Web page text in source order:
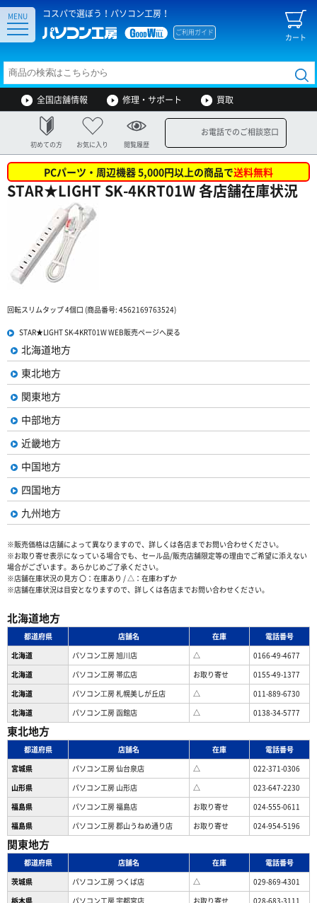
コスパで選ぼう！パソコン工房！
カート
ご利用ガイド
MENU
全国店舗情報 修理・サポート 買取
初めての方 お気に入り 閲覧履歴
お電話でのご相談窓口
PCパーツ・周辺機器 5,000円以上の商品で送料無料
STAR★LIGHT SK-4KRT01W 各店舗在庫状況
回転スリムタップ 4個口 (商品番号: 4562169763524)
STAR★LIGHT SK-4KRT01W WEB販売ページへ戻る
北海道地方
東北地方
関東地方
中部地方
近畿地方
中国地方
四国地方
九州地方
※販売価格は店舗によって異なりますので、詳しくは各店までお問い合わせください。
※お取り寄せ表示になっている場合でも、セール品/販売店舗限定等の理由でご希望に添えない
場合がございます。あらかじめご了承ください。
※店舗在庫状況の見方 〇：在庫あり / △：在庫わずか
※店舗在庫状況は目安となりますので、詳しくは各店までお問い合わせください。
北海道地方
都道府県 店舗名 在庫
電話番号
北海道
パソコン工房 旭川店 △
0166-49-4677
北海道
パソコン工房 帯広店 お取り寄せ
0155-49-1377
北海道
パソコン⼯房 札幌美しが丘店 △
011-889-6730
北海道
パソコン工房 函館店 △ 0138-34-5777
東北地方
都道府県 店舗名 在庫
電話番号
宮城県
パソコン工房 仙台泉店 △
022-371-0306
山形県
パソコン工房 山形店 △
023-647-2230
福島県
パソコン工房 福島店 お取り寄せ
024-555-0611
福島県
パソコン工房 郡山うねめ通り店 お取り寄せ 024-954-5196
関東地方
都道府県 店舗名 在庫
電話番号
茨城県
パソコン工房 つくば店 △
029-869-4301
栃木県
パソコン工房 宇都宮店 お取り寄せ
028-683-3111